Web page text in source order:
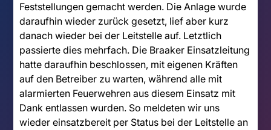
Feststellungen gemacht werden. Die Anlage wurde
daraufhin wieder zurück gesetzt, lief aber kurz
danach wieder bei der Leitstelle auf. Letztlich
passierte dies mehrfach. Die Braaker Einsatzleitung
hatte daraufhin beschlossen, mit eigenen Kräften
auf den Betreiber zu warten, während alle mit
alarmierten Feuerwehren aus diesem Einsatz mit
Dank entlassen wurden. So meldeten wir uns
wieder einsatzbereit per Status bei der Leitstelle an